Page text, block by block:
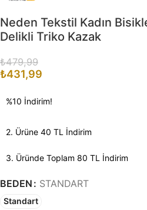
Neden Tekstil Kadın
Delikli Triko Kazak
₺479,99
₺431,99
%10 İndirim!
2. Ürüne 40 TL İndirim
3. Üründe Toplam 80 TL İndirim
BEDEN STANDART
Standart